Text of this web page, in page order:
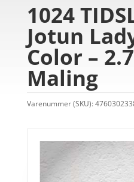
1024
Jotun
Color –
Maling
Varenummer (SKU):